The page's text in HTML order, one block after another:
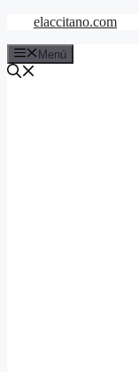
Saltar
contenido
elaccitano.com
Menú